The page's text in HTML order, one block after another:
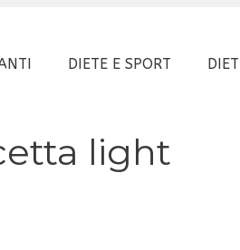
DIETE E SPORT
light